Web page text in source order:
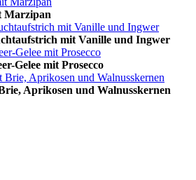
Marzipan
mit Vanille und Ingwer
Gelee mit Prosecco
Aprikosen und Walnusskernen